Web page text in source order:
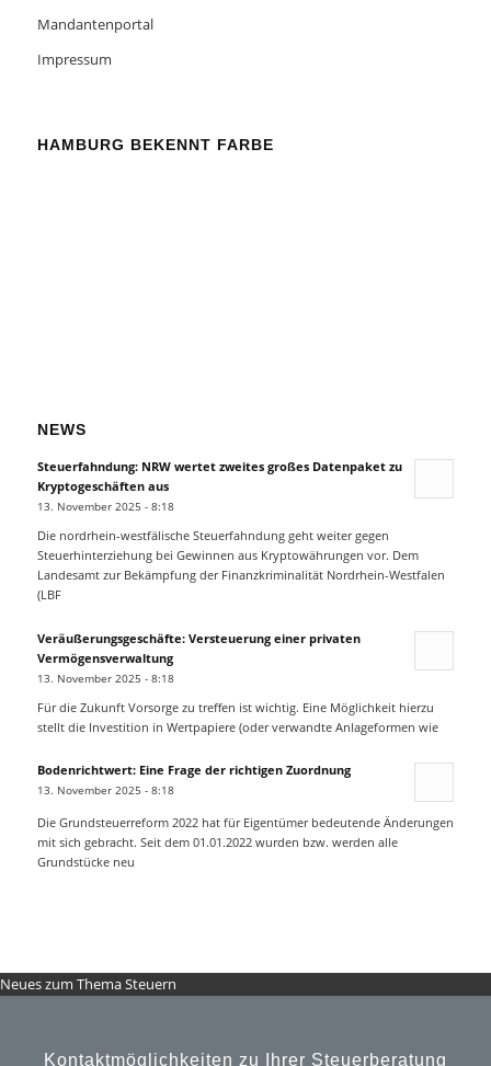
Mandantenportal
Impressum
HAMBURG BEKENNT FARBE
NEWS
Steuerfahndung: NRW wertet zweites großes Datenpaket zu
Kryptogeschäften aus
13. November 2025 - 8:18
Die nordrhein-westfälische Steuerfahndung geht weiter gegen
Steuerhinterziehung bei Gewinnen aus Kryptowährungen vor. Dem
Landesamt zur Bekämpfung der Finanzkriminalität Nordrhein-Westfalen
(LBF
Veräußerungsgeschäfte: Versteuerung einer privaten
Vermögensverwaltung
13. November 2025 - 8:18
Für die Zukunft Vorsorge zu treffen ist wichtig. Eine Möglichkeit hierzu
stellt die Investition in Wertpapiere (oder verwandte Anlageformen wie
Bodenrichtwert: Eine Frage der richtigen Zuordnung
13. November 2025 - 8:18
Die Grundsteuerreform 2022 hat für Eigentümer bedeutende Änderungen
mit sich gebracht. Seit dem 01.01.2022 wurden bzw. werden alle
Grundstücke neu
Neues zum Thema Steuern
Kontaktmöglichkeiten zu Ihrer Steuerberatung